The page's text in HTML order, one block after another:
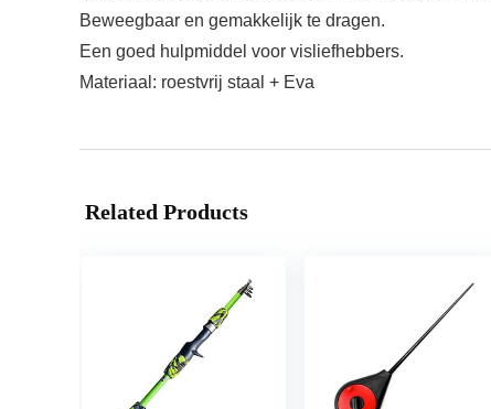
Beweegbaar en gemakkelijk te dragen.
Een goed hulpmiddel voor visliefhebbers.
Materiaal: roestvrij staal + Eva
Related Products